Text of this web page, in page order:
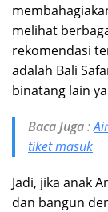
melihat
rekomendasi
adalah Bali
binatang lain
Baca Juga:
tiket masuk
Jadi, jika anak
dan bangun